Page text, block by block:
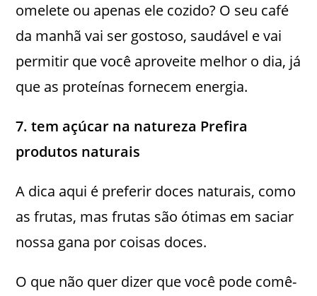
omelete ou apenas ele cozido? O seu café
da manhã vai ser gostoso, saudável e vai
permitir que você aproveite melhor o dia, já
que as proteínas fornecem energia.
7. tem açúcar na natureza Prefira
produtos naturais
A dica aqui é preferir doces naturais, como
as frutas, mas frutas são ótimas em saciar
nossa gana por coisas doces.
O que não quer dizer que você pode comê-